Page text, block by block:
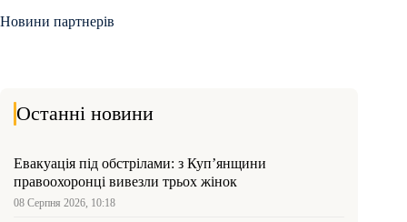
Новини партнерів
Останні новини
Евакуація під обстрілами: з Куп’янщини
правоохоронці вивезли трьох жінок
08 Серпня 2026, 10:18